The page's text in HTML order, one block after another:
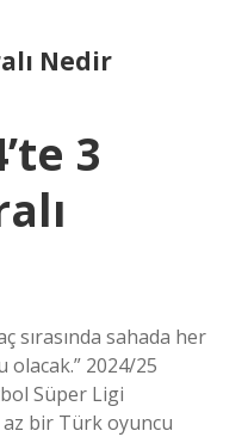
Nedir
3
sırasında sahada her
2024/25
Süper Ligi
az bir Türk oyuncu